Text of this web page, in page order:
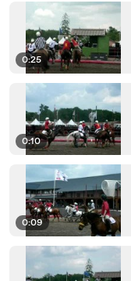
0:25
0:10
0:09